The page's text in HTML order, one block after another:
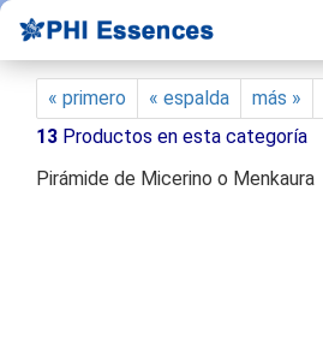
« primero « espalda más »
13 Productos en esta categoría
Pirámide de Micerino o Menkaura